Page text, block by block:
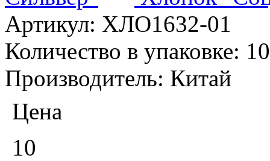
Артикул: ХЛО1632-01
Количество в упаковке: 10
Производитель: Китай
Цена
10